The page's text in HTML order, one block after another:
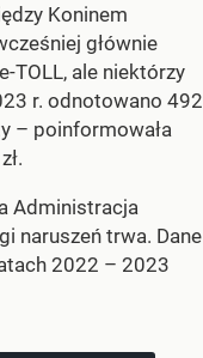
Koninem
głównie
TOLL, ale niektórzy
r. odnotowano 492
– poinformowała
Administracja
naruszeń trwa. Dane
2022 – 2023